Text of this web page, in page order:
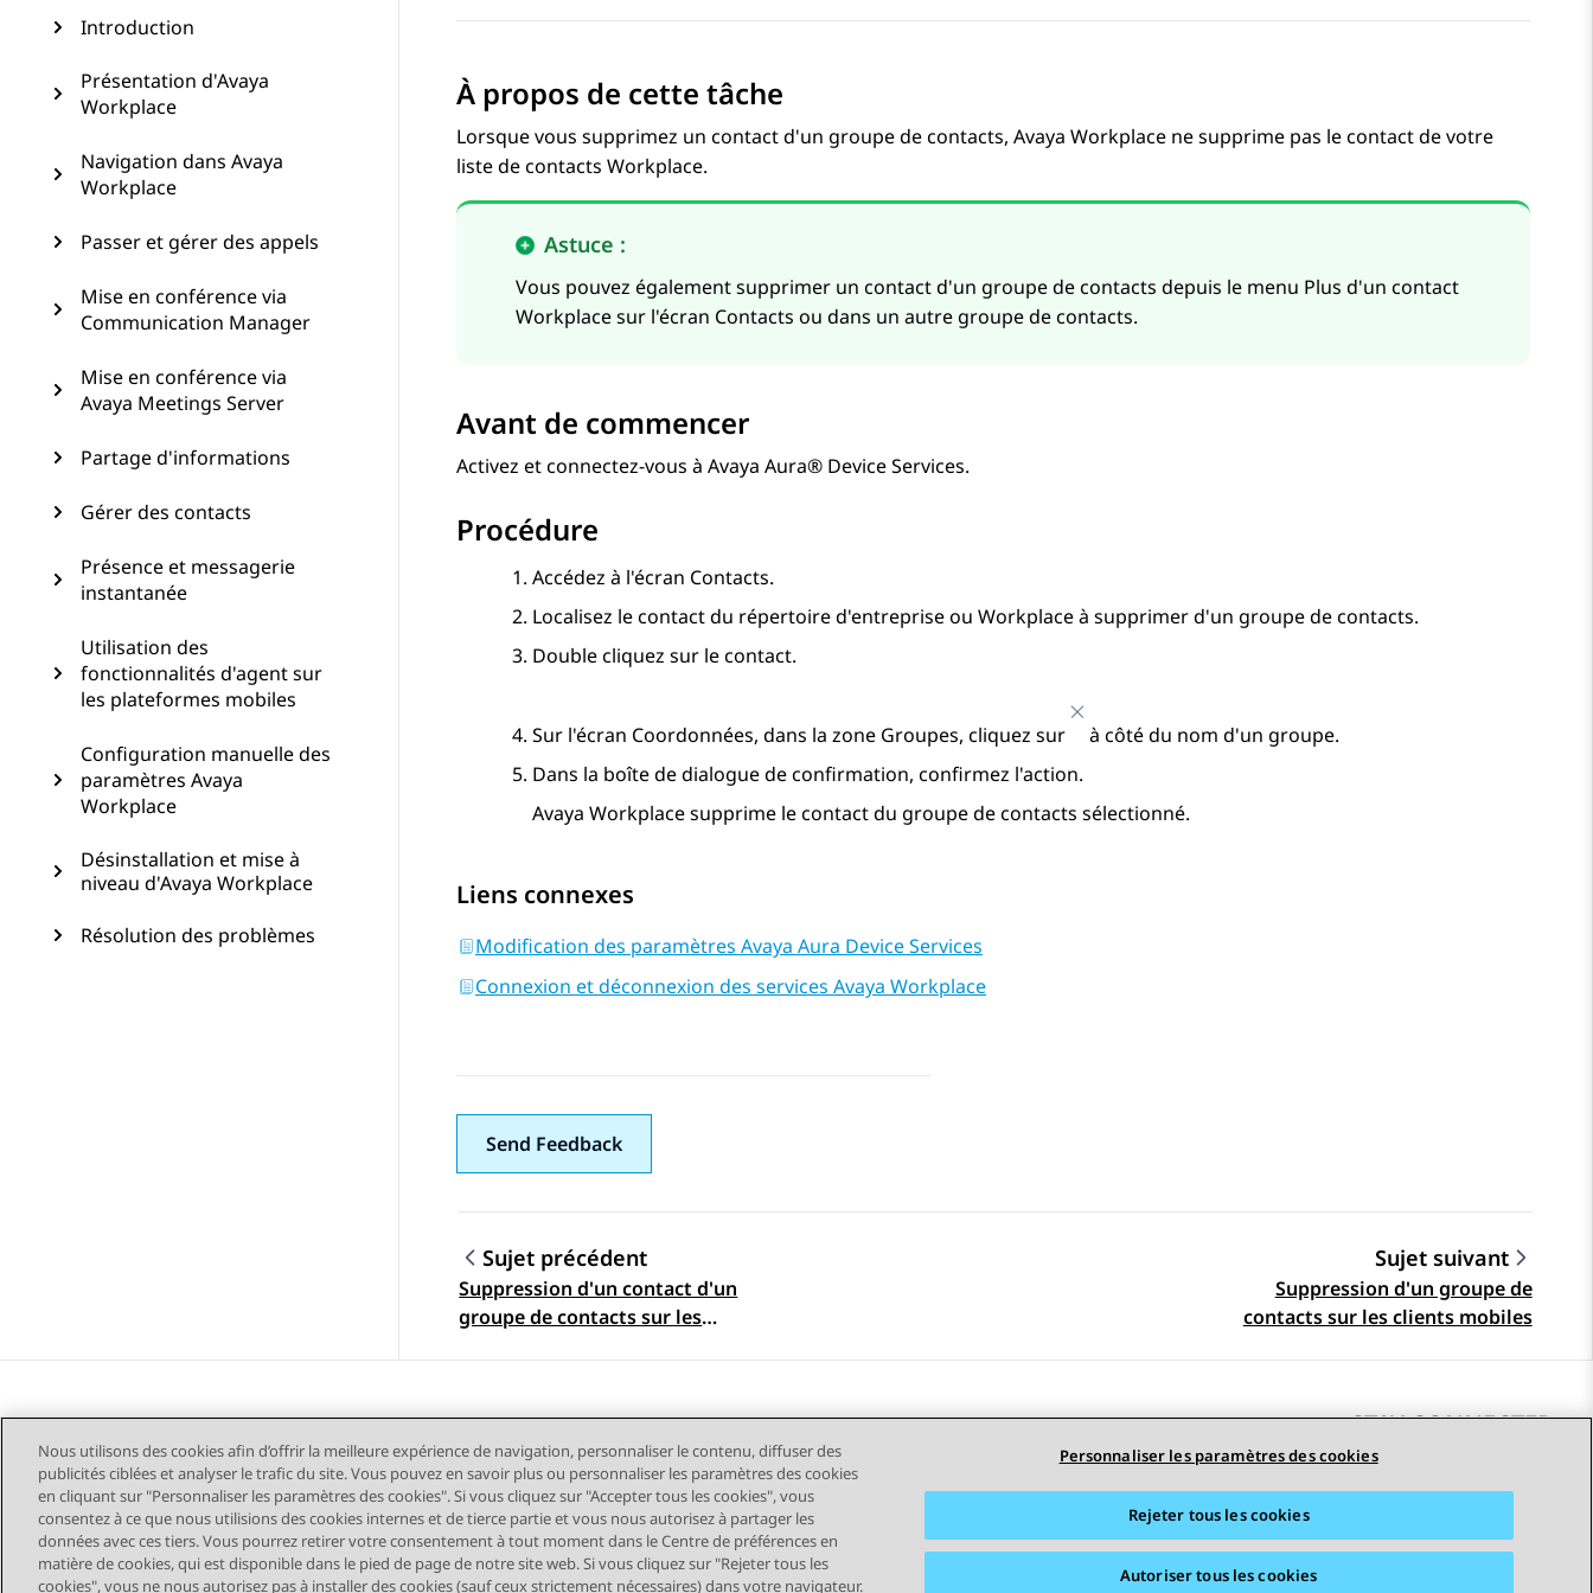
Introduction
Présentation d'Avaya
Workplace
Navigation dans Avaya
Workplace
Passer et gérer des appels
Mise en conférence via
Communication Manager
Mise en conférence via
Avaya Meetings Server
Partage d'informations
Gérer des contacts
Présence et messagerie
instantanée
Utilisation des
fonctionnalités d'agent sur
les plateformes mobiles
Configuration manuelle des
paramètres Avaya
Workplace
Désinstallation et mise à
niveau d'Avaya Workplace
Résolution des problèmes
À propos de cette tâche
Lorsque vous supprimez un contact d'un groupe de contacts, Avaya Workplace ne supprime pas le contact de votre
liste de contacts Workplace.
Astuce :
Vous pouvez également supprimer un contact d'un groupe de contacts depuis le menu Plus d'un contact
Workplace sur l'écran Contacts ou dans un autre groupe de contacts.
Avant de commencer
Activez et connectez-vous à Avaya Aura® Device Services.
Procédure
Accédez à l'écran Contacts.
Localisez le contact du répertoire d'entreprise ou Workplace à supprimer d'un groupe de contacts.
Double cliquez sur le contact.
Sur l'écran Coordonnées, dans la zone Groupes, cliquez sur
à côté du nom d'un groupe.
Dans la boîte de dialogue de confirmation, confirmez l'action.
Avaya Workplacesupprime le contact du groupe de contacts sélectionné.
Liens connexes
Modification des paramètres Avaya Aura Device Services
Connexion et déconnexion des services Avaya Workplace
Send Feedback
Navigation par sujet
Sujet précédent
Suppression d'un contact d'un
groupe de contacts sur les
Sujet suivant
Suppression d'un groupe de
contacts sur les clients mobiles
STAY CONNECTED
Plan du site Conditions d'utilisation Confidentialité Politique de cookies Marques commerciales Accessibilité © 2026 Avaya LLC
Nous utilisons des cookies afin d’offrir la meilleure expérience de navigation, personnaliser le contenu, diffuser des
publicités ciblées et analyser le trafic du site. Vous pouvez en savoir plus ou personnaliser les paramètres des cookies
en cliquant sur "Personnaliser les paramètres des cookies". Si vous cliquez sur "Accepter tous les cookies", vous
consentez à ce que nous utilisions des cookies internes et de tierce partie et vous nous autorisez à partager les
données avec ces tiers. Vous pourrez retirer votre consentement à tout moment dans le Centre de préférences en
matière de cookies, qui est disponible dans le pied de page de notre site web. Si vous cliquez sur "Rejeter tous les
cookies", vous ne nous autorisez pas à installer des cookies (sauf ceux strictement nécessaires) dans votre navigateur.
Personnaliser les paramètres des cookies
Rejeter tous les cookies
Autoriser tous les cookies